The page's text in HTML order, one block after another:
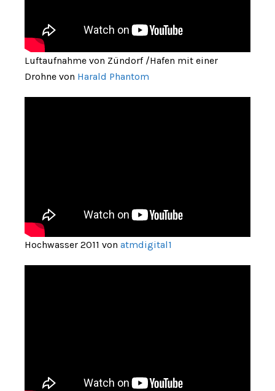
Luftaufnahme von Zündorf /Hafen mit einer
Drohne von Harald Phantom
Hochwasser 2011 von atmdigital1